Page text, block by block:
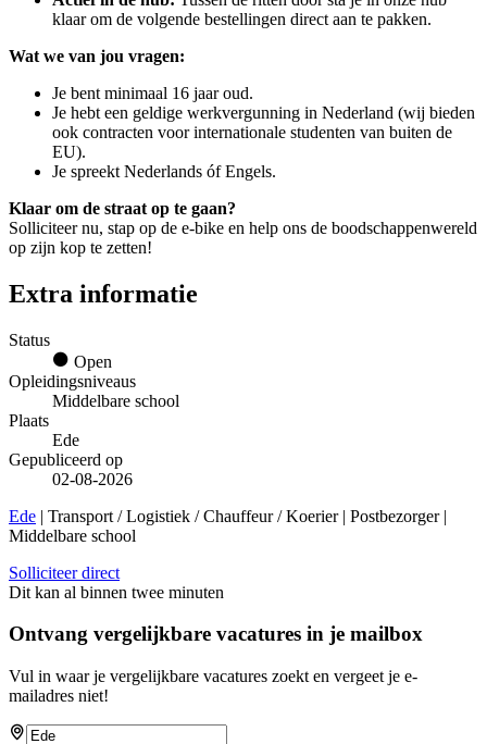
klaar om de volgende bestellingen direct aan te pakken.
Wat we van jou vragen:
Je bent minimaal 16 jaar oud.
Je hebt een geldige werkvergunning in Nederland (wij bieden
ook contracten voor internationale studenten van buiten de
EU).
Je spreekt Nederlands óf Engels.
Klaar om de straat op te gaan?
Solliciteer nu, stap op de e-bike en help ons de boodschappenwereld
op zijn kop te zetten!
Extra informatie
Status
Open
Opleidingsniveaus
Middelbare school
Plaats
Ede
Gepubliceerd op
02-08-2026
Ede | Transport / Logistiek / Chauffeur / Koerier | Postbezorger |
Middelbare school
Solliciteer direct
Dit kan al binnen twee minuten
Ontvang vergelijkbare vacatures in je mailbox
Vul in waar je vergelijkbare vacatures zoekt en vergeet je e-
mailadres niet!